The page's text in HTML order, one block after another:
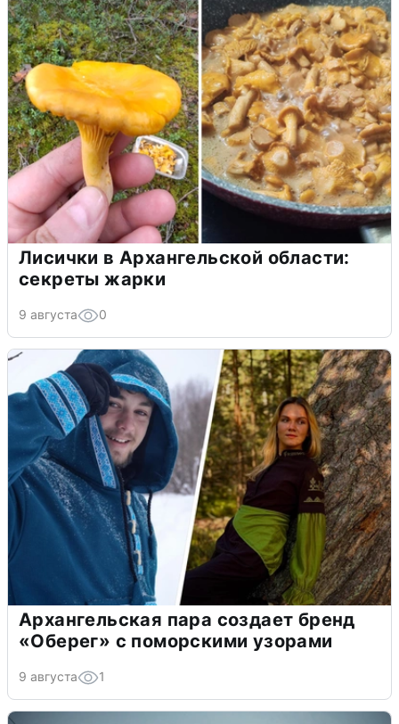
Лисички в Архангельской области:
секреты жарки
9 августа 0
Архангельская пара создает бренд
«Оберег» с поморскими узорами
9 августа 1